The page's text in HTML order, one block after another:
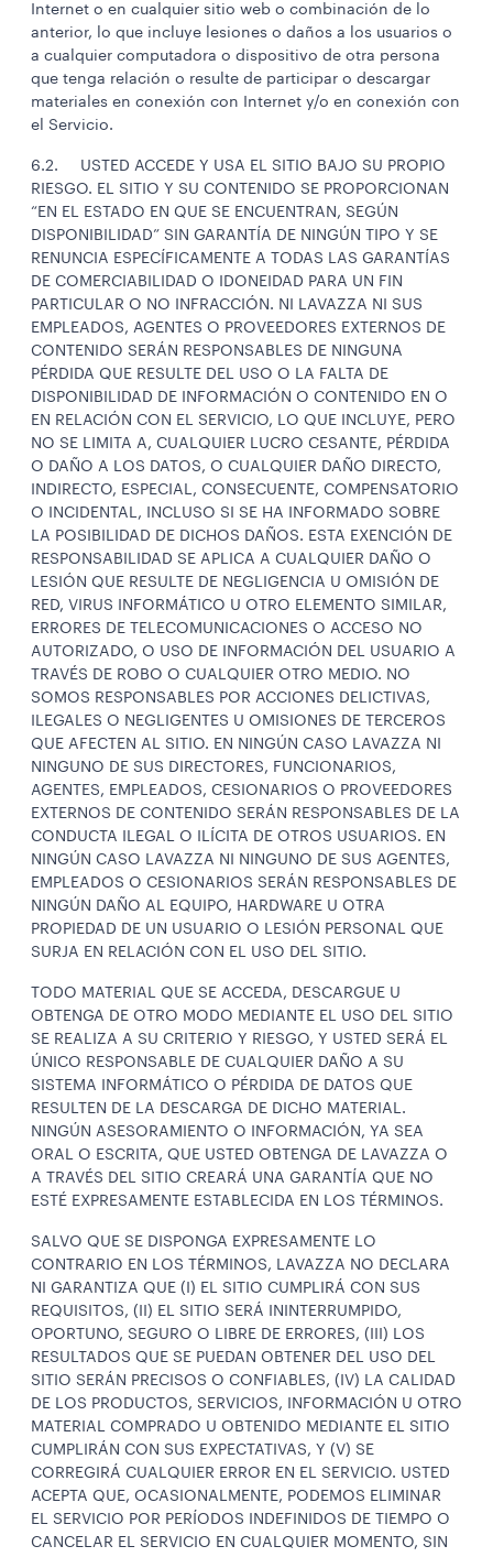
Internet o en cualquier sitio web o combinación de lo
anterior, lo que incluye lesiones o daños a los usuarios o
a cualquier computadora o dispositivo de otra persona
que tenga relación o resulte de participar o descargar
materiales en conexión con Internet y/o en conexión con
el Servicio.
6.2. USTED ACCEDE Y USA EL SITIO BAJO SU PROPIO
RIESGO. EL SITIO Y SU CONTENIDO SE PROPORCIONAN
“EN EL ESTADO EN QUE SE ENCUENTRAN, SEGÚN
DISPONIBILIDAD” SIN GARANTÍA DE NINGÚN TIPO Y SE
RENUNCIA ESPECÍFICAMENTE A TODAS LAS GARANTÍAS
DE COMERCIABILIDAD O IDONEIDAD PARA UN FIN
PARTICULAR O NO INFRACCIÓN. NI LAVAZZA NI SUS
EMPLEADOS, AGENTES O PROVEEDORES EXTERNOS DE
CONTENIDO SERÁN RESPONSABLES DE NINGUNA
PÉRDIDA QUE RESULTE DEL USO O LA FALTA DE
DISPONIBILIDAD DE INFORMACIÓN O CONTENIDO EN O
EN RELACIÓN CON EL SERVICIO, LO QUE INCLUYE, PERO
NO SE LIMITA A, CUALQUIER LUCRO CESANTE, PÉRDIDA
O DAÑO A LOS DATOS, O CUALQUIER DAÑO DIRECTO,
INDIRECTO, ESPECIAL, CONSECUENTE, COMPENSATORIO
O INCIDENTAL, INCLUSO SI SE HA INFORMADO SOBRE
LA POSIBILIDAD DE DICHOS DAÑOS. ESTA EXENCIÓN DE
RESPONSABILIDAD SE APLICA A CUALQUIER DAÑO O
LESIÓN QUE RESULTE DE NEGLIGENCIA U OMISIÓN DE
RED, VIRUS INFORMÁTICO U OTRO ELEMENTO SIMILAR,
ERRORES DE TELECOMUNICACIONES O ACCESO NO
AUTORIZADO, O USO DE INFORMACIÓN DEL USUARIO A
TRAVÉS DE ROBO O CUALQUIER OTRO MEDIO. NO
SOMOS RESPONSABLES POR ACCIONES DELICTIVAS,
ILEGALES O NEGLIGENTES U OMISIONES DE TERCEROS
QUE AFECTEN AL SITIO. EN NINGÚN CASO LAVAZZA NI
NINGUNO DE SUS DIRECTORES, FUNCIONARIOS,
AGENTES, EMPLEADOS, CESIONARIOS O PROVEEDORES
EXTERNOS DE CONTENIDO SERÁN RESPONSABLES DE LA
CONDUCTA ILEGAL O ILÍCITA DE OTROS USUARIOS. EN
NINGÚN CASO LAVAZZA NI NINGUNO DE SUS AGENTES,
EMPLEADOS O CESIONARIOS SERÁN RESPONSABLES DE
NINGÚN DAÑO AL EQUIPO, HARDWARE U OTRA
PROPIEDAD DE UN USUARIO O LESIÓN PERSONAL QUE
SURJA EN RELACIÓN CON EL USO DEL SITIO.
TODO MATERIAL QUE SE ACCEDA, DESCARGUE U
OBTENGA DE OTRO MODO MEDIANTE EL USO DEL SITIO
SE REALIZA A SU CRITERIO Y RIESGO, Y USTED SERÁ EL
ÚNICO RESPONSABLE DE CUALQUIER DAÑO A SU
SISTEMA INFORMÁTICO O PÉRDIDA DE DATOS QUE
RESULTEN DE LA DESCARGA DE DICHO MATERIAL.
NINGÚN ASESORAMIENTO O INFORMACIÓN, YA SEA
ORAL O ESCRITA, QUE USTED OBTENGA DE LAVAZZA O
A TRAVÉS DEL SITIO CREARÁ UNA GARANTÍA QUE NO
ESTÉ EXPRESAMENTE ESTABLECIDA EN LOS TÉRMINOS.
SALVO QUE SE DISPONGA EXPRESAMENTE LO
CONTRARIO EN LOS TÉRMINOS, LAVAZZA NO DECLARA
NI GARANTIZA QUE (I) EL SITIO CUMPLIRÁ CON SUS
REQUISITOS, (II) EL SITIO SERÁ ININTERRUMPIDO,
OPORTUNO, SEGURO O LIBRE DE ERRORES, (III) LOS
RESULTADOS QUE SE PUEDAN OBTENER DEL USO DEL
SITIO SERÁN PRECISOS O CONFIABLES, (IV) LA CALIDAD
DE LOS PRODUCTOS, SERVICIOS, INFORMACIÓN U OTRO
MATERIAL COMPRADO U OBTENIDO MEDIANTE EL SITIO
CUMPLIRÁN CON SUS EXPECTATIVAS, Y (V) SE
CORREGIRÁ CUALQUIER ERROR EN EL SERVICIO. USTED
ACEPTA QUE, OCASIONALMENTE, PODEMOS ELIMINAR
EL SERVICIO POR PERÍODOS INDEFINIDOS DE TIEMPO O
CANCELAR EL SERVICIO EN CUALQUIER MOMENTO, SIN